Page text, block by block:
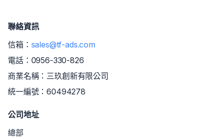
聯絡資訊
信箱： sales@tf-ads.com
電話： 0956-330-826
商業名稱：三玖創新有限公司
統一編號：60494278
公司地址
總部